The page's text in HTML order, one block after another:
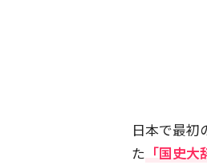
日本で最初
た 「国史